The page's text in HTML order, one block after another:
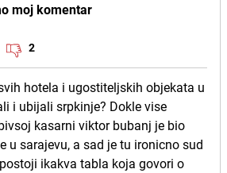
moj komentar
2
hotela i ugostiteljskih objekata u
i ubijali srpkinje? Dokle vise
kasarni viktor bubanj je bio
u sarajevu, a sad je tu ironicno sud
ikakva tabla koja govori o